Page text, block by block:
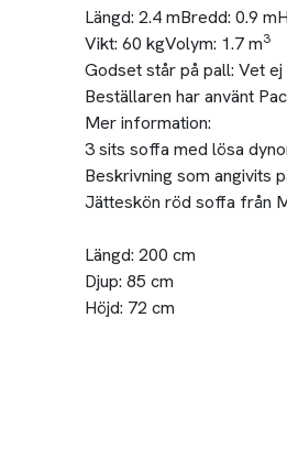
Längd: 2.4 mBredd: 0.9 m
Vikt: 60 kgVolym: 1.7 m3
Godset står på pall: Vet ej
Beställaren har använt
Mer information:
3 sits soffa med lösa
Beskrivning som angivits
Jätteskön röd soffa från
Längd: 200 cm
Djup: 85 cm
Höjd: 72 cm